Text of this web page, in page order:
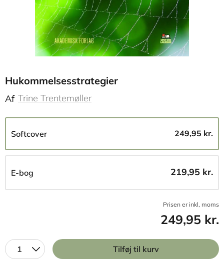
Hukommelsesstrategier
Af Trine Trentemøller
Softcover 249,95 kr.
E-bog 219,95 kr.
Prisen er inkl, moms
249,95 kr.
1 Tilføj til kurv